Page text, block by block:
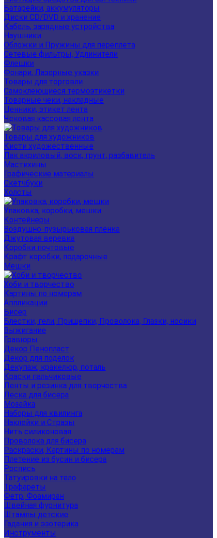
Батарейки, аккумуляторы
Диски CD/DVD и хранение
Кабель, зарядные устройства
Наушники
Обложки и Пружины для переплета
Сетевые фильтры, Удлинители
Флешки
Фонари, Лазерные указки
Товары для торговли
Самоклеющиеся термоэтикетки
Товарные чеки, накладные
Ценники, этикет лента
Чековая кассовая лента
Товары для художников
Кисти художественные
Лак акриловый, воск, грунт, разбавитель
Мастихины
Графические материалы
Скетчбуки
Холсты
Упаковка, коробки, мешки
Контейнеры
Воздушно-пузырьковая плёнка
Джутовая веревка
Коробки почтовые
Крафт коробки, подарочные
Мешки
Хоби и творчество
Картины по номерам
Аппликации
Бисер
Блестки, гели, Прищепки, Проволока, Глазки, носики
Выжигание
Гравюры
Декор Пенопласт
Декор для поделок
Декупаж, кракелюр, поталь
Краски пальчиковые
Ленты и резинка для творчества
Леска для бисера
Мозайка
Наборы для квилинга
Наклейки и Стразы
Нить силиконовая
Проволока для бисера
Раскраски, Картины по номерам
Плетение из бусин и бисера
Роспись
Татуировки на тело
Трафареты
Фетр, Фоамиран
Швейная фурнитура
Штампы детские
Гадания и эзотерика
Инструменты